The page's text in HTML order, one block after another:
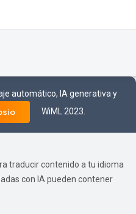
automático, IA generativa y
WiML 2023.
traducir contenido a tu idioma
con IA pueden contener